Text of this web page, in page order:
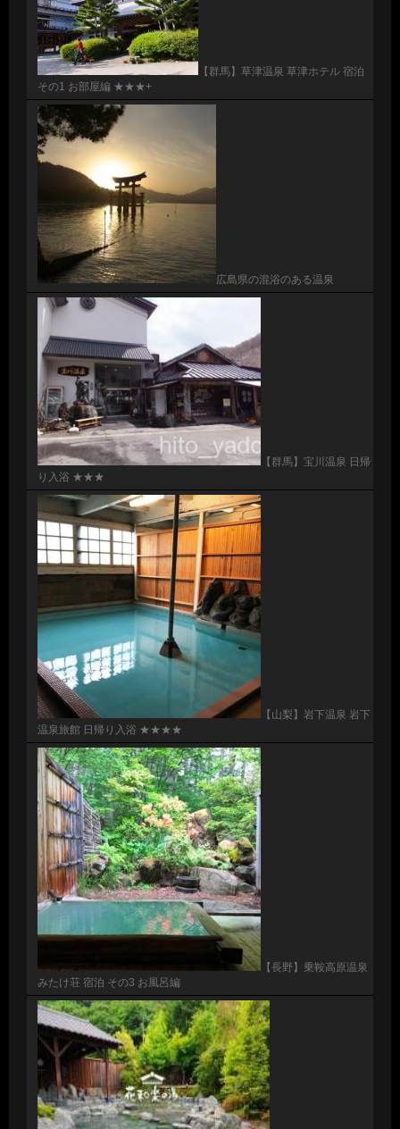
【群馬】草津温泉 草津ホテル 宿泊
その1 お部屋編 ★★★+
広島県の混浴のある温泉
【群馬】宝川温泉 日帰
り入浴 ★★★
【山梨】岩下温泉 岩下
温泉旅館 日帰り入浴 ★★★★
【長野】乗鞍高原温泉
みたけ荘 宿泊 その3 お風呂編